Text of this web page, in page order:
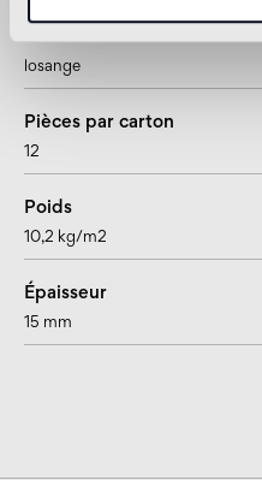
losange
Pièces par carton
12
Poids
10,2 kg/m2
Épaisseur
15 mm